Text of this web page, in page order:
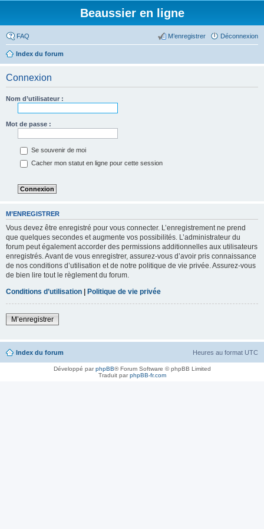
Beaussier en ligne
FAQ Déconnexion
M’enregistrer
Index du forum
Connexion
Nom d’utilisateur :
Mot de passe :
Se souvenir de moi
Cacher mon statut en ligne pour cette session
M’ENREGISTRER
Vous devez être enregistré pour vous connecter. L’enregistrement ne prend
que quelques secondes et augmente vos possibilités. L’administrateur du
forum peut également accorder des permissions additionnelles aux utilisateurs
enregistrés. Avant de vous enregistrer, assurez-vous d’avoir pris connaissance
de nos conditions d’utilisation et de notre politique de vie privée. Assurez-vous
de bien lire tout le règlement du forum.
Conditions d’utilisation | Politique de vie privée
M’enregistrer
Index du forum Heures au format UTC
Développé parphpBB® Forum Software © phpBB Limited
Traduit parphpBB-fr.com